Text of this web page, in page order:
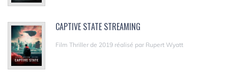
CAPTIVE STATE STREAMING
Film Thriller de 2019 réalisé par Rupert Wyatt